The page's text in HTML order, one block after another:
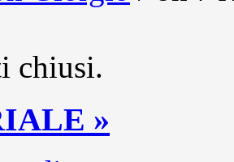
chiusi.
»